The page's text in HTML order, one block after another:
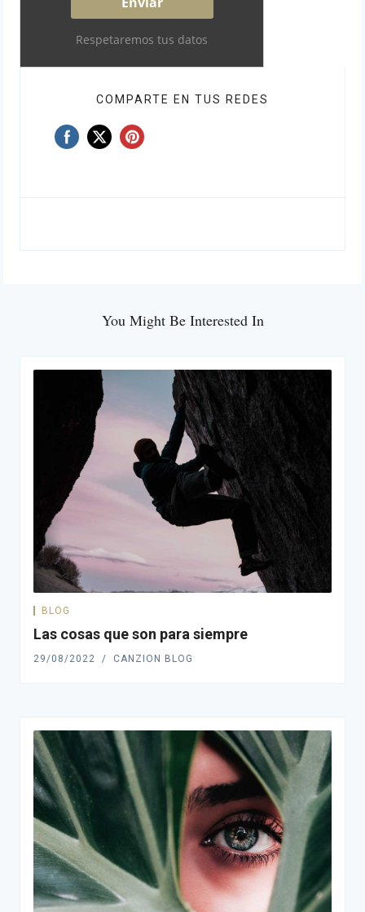
Respetaremos tus datos
COMPARTE EN TUS REDES
You Might Be Interested In
BLOG
Las cosas que son para siempre
29/08/2022 CANZION BLOG